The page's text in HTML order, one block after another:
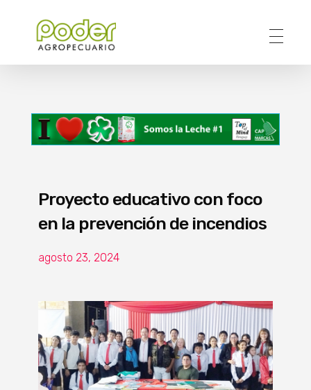
Proyecto educativo con foco
en la prevención de incendios
agosto 23, 2024